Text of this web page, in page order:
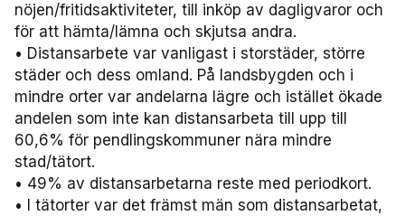
nöjen/fritidsaktiviteter, till inköp av dagligvaror och
för att hämta/lämna och skjutsa andra.
• Distansarbete var vanligast i storstäder, större
städer och dess omland. På landsbygden och i
mindre orter var andelarna lägre och istället ökade
andelen som inte kan distansarbeta till upp till
60,6% för pendlingskommuner nära mindre
stad/tätort.
• 49% av distansarbetarna reste med periodkort.
• I tätorter var det främst män som distansarbetat,